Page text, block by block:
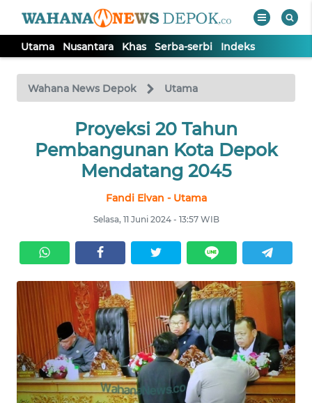
Utama Nusantara Khas Serba-serbi Indeks
Wahana News Depok Utama
Proyeksi 20 Tahun
Pembangunan Kota Depok
Mendatang 2045
Fandi Elvan - Utama
Selasa, 11 Juni 2024 - 13:57 WIB
TV
Tutup
SERBA-
SERBI
Informasi
INDEKS
BERITA
KONTAK
KAMI